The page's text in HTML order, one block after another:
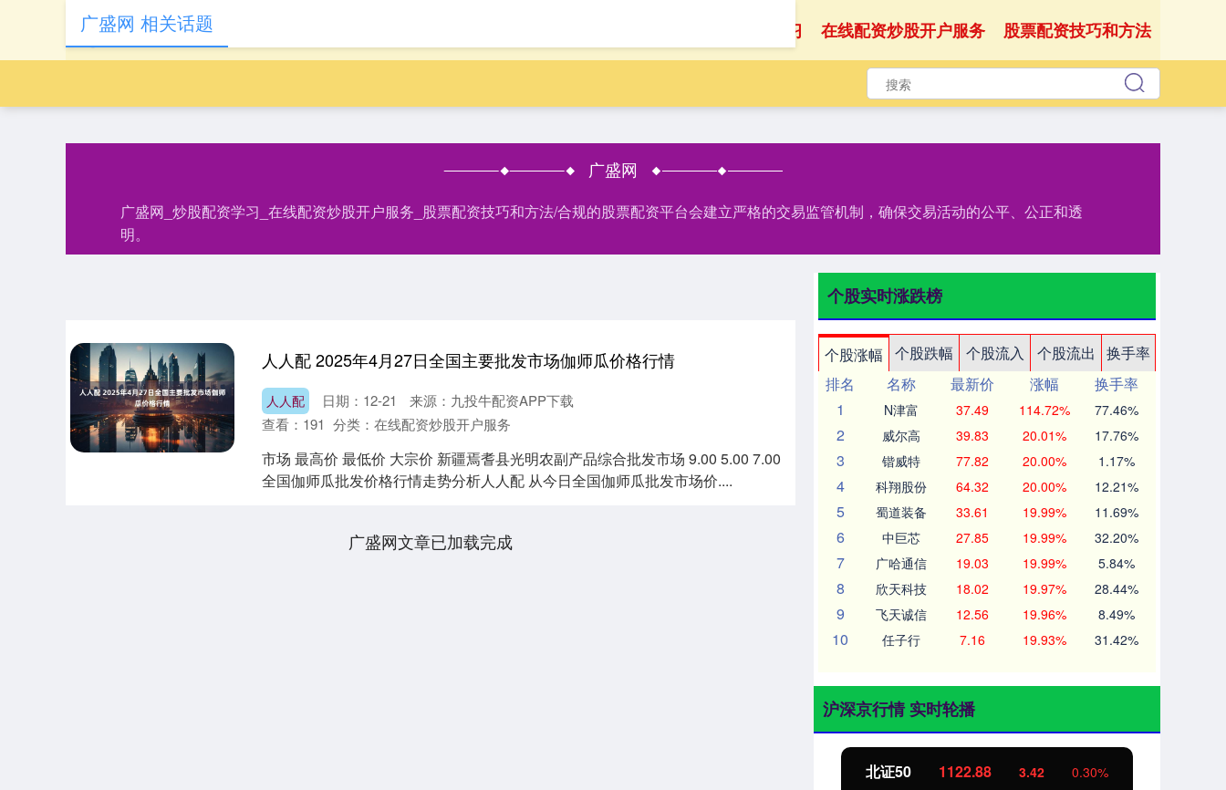
炒股配资学习 在线配资炒股开户服务 股票配资技巧和方法
广盛网
广盛网_炒股配资学习_在线配资炒股开户服务_股票配资技巧和方法/合规的股票配资平台会建立严格的交易监管机制，确保交易活动的公平、公正和透
明。
广盛网 相关话题
人人配 2025年4月27日全国主要批发市场伽师瓜价格行情
人人配 日期：12-21
来源：九投牛配资APP下载
查看： 191 分类： 在线配资炒股开户服务
市场 最高价 最低价 大宗价 新疆焉耆县光明农副产品综合批发市场 9.00 5.00 7.00
全国伽师瓜批发价格行情走势分析人人配 从今日全国伽师瓜批发市场价....
广盛网文章已加载完成
个股实时涨跌榜
个股涨幅 个股跌幅 个股流入 个股流出
换手率
排名
名称 最新价 涨幅
换手率
1
N津富 37.49 114.72% 77.46%
2 威尔高 39.83 20.01% 17.76%
3 锴威特 77.82 20.00% 1.17%
4 科翔股份 64.32 20.00% 12.21%
5 蜀道装备 33.61 19.99% 11.69%
6 中巨芯 27.85 19.99% 32.20%
7 广哈通信 19.03 19.99% 5.84%
8 欣天科技 18.02 19.97% 28.44%
9 飞天诚信 12.56 19.96% 8.49%
10 任子行 7.16 19.93% 31.42%
沪深京行情 实时轮播
北证50 1122.88 3.42 0.30%